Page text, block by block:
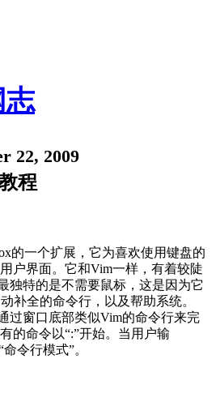
志
22, 2009
程
的一个扩展，它为喜欢使用键盘的
户界面。它和Vim一样，有着较陡
独特的是不需要鼠标，这是因为它
补全的命令行，以及帮助系统。
过窗口底部类似Vim的命令行来完
的命令以“:”开始。当用户输
令行模式”。